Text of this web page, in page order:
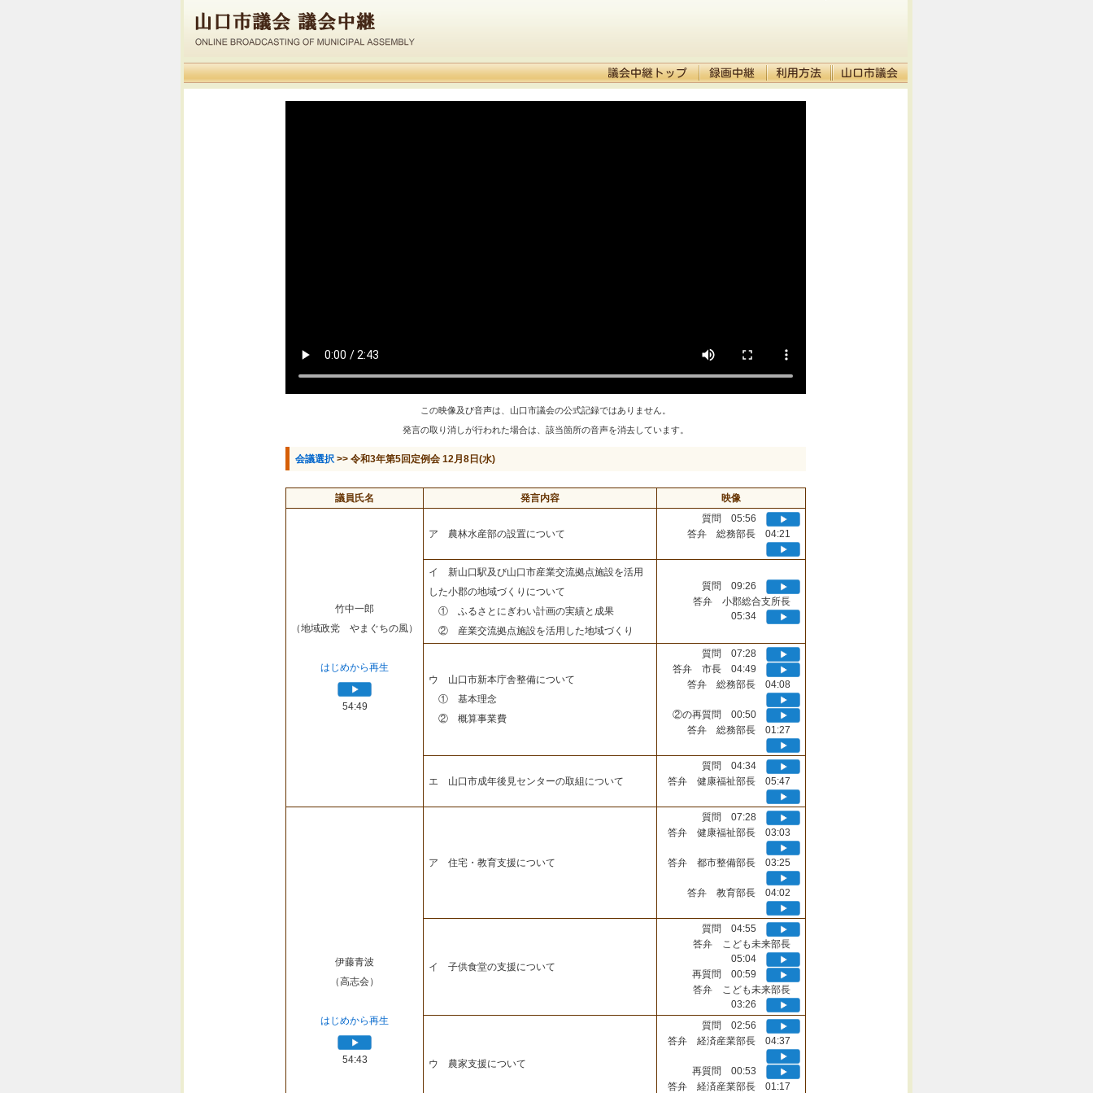
この映像及び音声は、山口市議会の公式記録ではありません。
発言の取り消しが行われた場合は、該当箇所の音声を消去しています。
会議選択 >> 令和3年第5回定例会 12月8日(水)
議員氏名 発言内容 映像
竹中一郎
（地域政党 やまぐちの風）
はじめから再生
54:49
ア 農林水産部の設置について
質問 05:56
答弁 総務部長 04:21
イ 新山口駅及び山口市産業交流拠点施設を活用
した小郡の地域づくりについて
① ふるさとにぎわい計画の実績と成果
② 産業交流拠点施設を活用した地域づくり
質問 09:26
答弁 小郡総合支所長
05:34
ウ 山口市新本庁舎整備について
① 基本理念
② 概算事業費
質問 07:28
答弁 市長 04:49
答弁 総務部長 04:08
②の再質問 00:50
答弁 総務部長 01:27
エ 山口市成年後見センターの取組について
質問 04:34
答弁 健康福祉部長 05:47
伊藤青波
（高志会）
はじめから再生
54:43
ア 住宅・教育支援について
質問 07:28
答弁 健康福祉部長 03:03
答弁 都市整備部長 03:25
答弁 教育部長 04:02
イ 子供食堂の支援について
質問 04:55
答弁 こども未来部長
05:04
再質問 00:59
答弁 こども未来部長
03:26
ウ 農家支援について
質問 02:56
答弁 経済産業部長 04:37
再質問 00:53
答弁 経済産業部長 01:17